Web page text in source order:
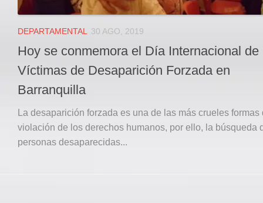
DEPARTAMENTAL 30 AGO, 2019
Hoy se conmemora el Día Internacional de
Víctimas de Desaparición Forzada en
Barranquilla
La desaparición forzada es una de las más crueles formas
violación de los derechos humanos, por ello, la búsqueda
personas desaparecidas...